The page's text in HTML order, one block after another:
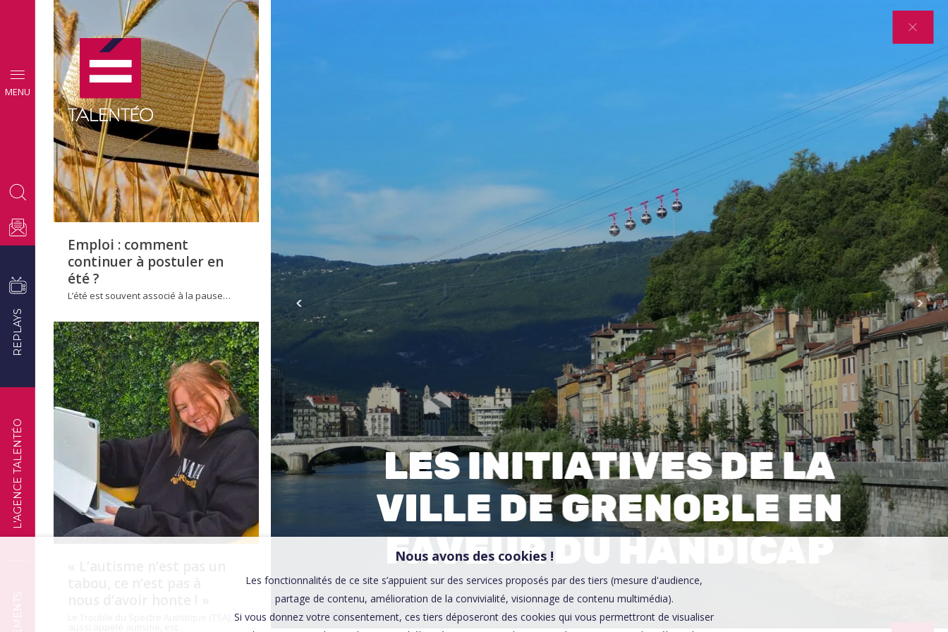
MENU
L'AGENCE TALENTÉO
REPLAYS
CONSEILS
EMPLOI
Emploi : comment
continuer à postuler en
été ?
L’été est souvent associé à la pause…
TÉMOIGNAGES
LES INITIATIVES DE LA
VILLE DE GRENOBLE EN
FAVEUR DU HANDICAP
00:00
Nous avons des cookies !
Les fonctionnalités de ce site s’appuient sur des services proposés par des tiers (mesure d'audience,
partage de contenu, amélioration de la convivialité, visionnage de contenu multimédia).
Si vous donnez votre consentement, ces tiers déposeront des cookies qui vous permettront de visualiser